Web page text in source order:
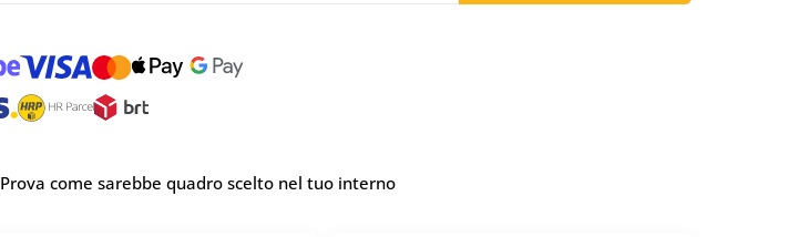
Prova come sarebbe quadro scelto nel tuo interno